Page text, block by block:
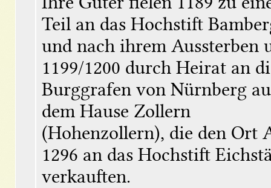
Teil an das Hochstift
und nach ihrem Aussterben
1199/1200 durch Heirat an
Burggrafen von Nürnberg
dem Hause Zollern
(Hohenzollern), die den Ort
1296 an das Hochstift
verkauften.